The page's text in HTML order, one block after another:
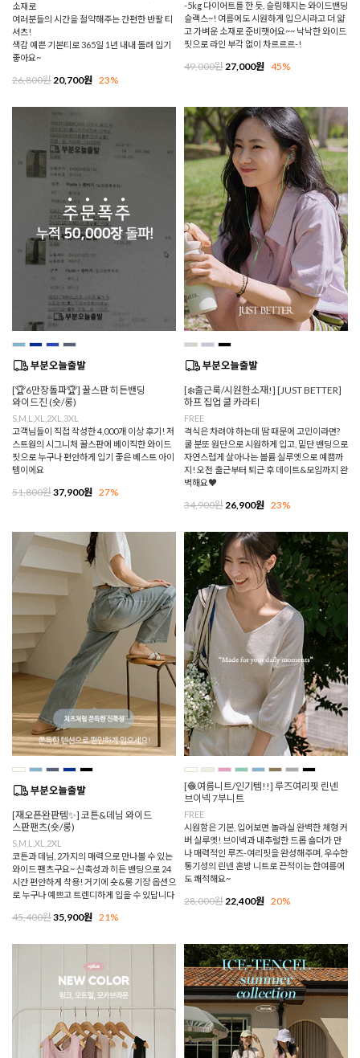
소재로
여러분들의 시간을 절약해주는 간편한 반팔 티
셔츠!
색감 예쁜 기본티로 365일 1년 내내 돌려 입기
좋아요~
26,800원20,700원 23%
-5kg 다이어트를 한 듯, 슬림해지는 와이드밴딩
슬랙스~! 여름에도 시원하게 입으시라고 더 얇
고 가벼운 소재로 준비햇어요~~ 낙낙한 와이드
핏으로 라인 부각 없이 차르르르-!
49,000원27,000원 45%
[🏆6만장돌파🏆] 꿀스판 히든밴딩
와이드진 (숏/롱)
S,M,L,XL,2XL,3XL
고객님들이 직접 작성한 4,000개 이상 후기! 저
스트원의 시그니처 꿀스판에 베이직한 와이드
핏으로 누구나 편안하게 입기 좋은 베스트 아이
템이에요
51,800원37,900원 27%
[❄️출근룩/시원한소재!] [JUST BETTER]
하프 집업 쿨 카라티
FREE
격식은 차려야 하는데 땀 때문에 고민이라면?
쿨 분또 원단으로 시원하게 입고, 밑단 밴딩으로
자연스럽게 살아나는 볼륨 실루엣으로 예쁨까
지! 오전 출근부터 퇴근 후 데이트&모임까지 완
벽해요♥
34,900원26,900원 23%
[재오픈완판템✨] 코튼&데님 와이드
스판팬츠(숏/롱)
S,M,L,XL,2XL
코튼과 데님, 2가지의 매력으로 만나볼 수 있는
와이드 팬츠구요~ 신축성과 히든 밴딩으로 24
시간 편안하게 착용! 거기에 숏&롱 기장 옵션으
로 누구나 예쁘고 트렌디하게 입을 수 있답니다
45,400원35,900원 21%
[🧶여름니트/인기템!!] 루즈여리핏 린넨
브이넥 7부니트
FREE
시원함은 기본, 입어보면 놀라실 완벽한 체형 커
버 실루엣! 브이넥과 내추럴한 드롭 숄더가 만
나 매력적인 루즈-여리핏을 완성해주며, 우수한
통기성의 린넨 혼방 니트로 끈적이는 한여름에
도 쾌적해요~
28,000원22,400원 20%